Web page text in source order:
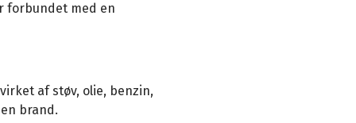
forbundet med en
af støv, olie, benzin,
brand.